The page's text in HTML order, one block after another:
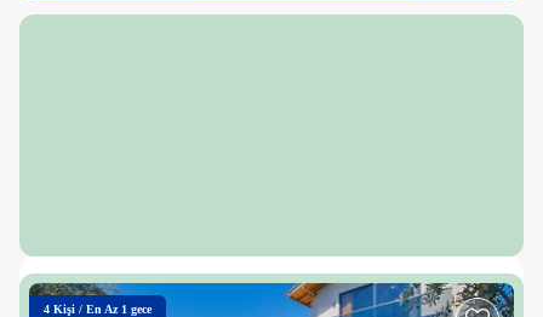
4 Kişi / En Az 1 gece